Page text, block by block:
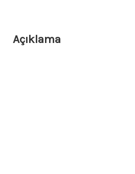
Açıklama